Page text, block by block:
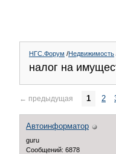
НГС.Форум /Недвижимость
налог на
← предыдущая 1 2
Автоинформатор
guru
Сообщений: 6878